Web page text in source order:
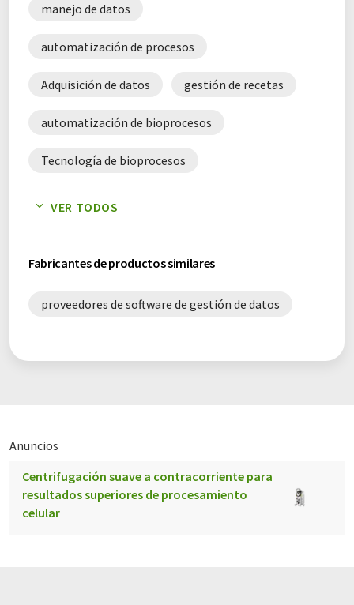
manejo de datos
automatización de procesos
Adquisición de datos gestión de recetas
automatización de bioprocesos
Tecnología de bioprocesos
gestión de datos de bioprocesos
VER TODOS
Fabricantes de productos similares
proveedores de software de gestión de datos
Anuncios
Centrifugación suave a contracorriente para
resultados superiores de procesamiento
celular